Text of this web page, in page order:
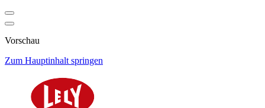
Vorschau
Zum Hauptinhalt springen